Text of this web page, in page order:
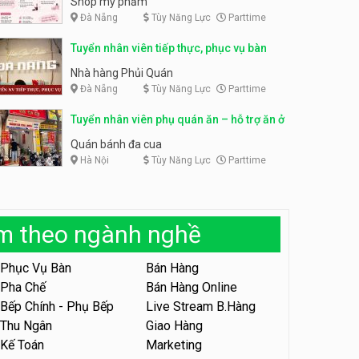
trực page, thu ngân parttime
GRAVI ESCAPE ROOM
Tuyển nhân viên bán hàng,
KIBO KIDS
Tuyển nhân viên edit ảnh,
Công ty
Tuyển nhân viên tiếp thực,
Tuyển nhân viên phục vụ ca
tối – quán kem dừa
Quán kem dừa
Tuyển nhân viên phụ bếp –
Bún Đậu Mắm Tôm – Bếp
Bún Đậu Mắm Tôm - Bếp Tiên
Đà Nẵng Tùy Năng Lực Parttime
Tuyển nhân viên tiếp thực, phục vụ bàn
Nhà hàng Phủi Quán
Đà Nẵng Tùy Năng Lực Parttime
Tuyển nhân viên phụ quán ăn – hỗ trợ ăn ở
Quán bánh đa cua
Hà Nội Tùy Năng Lực Parttime
theo ngành nghề
Phục Vụ Bàn
Bán Hàng
Pha Chế
Bán Hàng Online
Bếp Chính - Phụ Bếp
Live Stream B.Hàng
Thu Ngân
Giao Hàng
Kế Toán
Marketing